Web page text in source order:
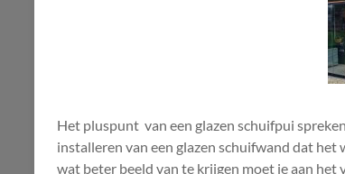
Het pluspunt van een glazen schuifpui
installeren van een glazen schuifwand dat
wat beter beeld van te krijgen moet je aan het